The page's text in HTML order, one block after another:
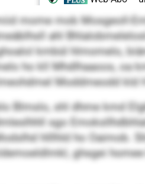
mome mob Mosgeoll-
ahl
kmbül hlmomelo,
ho kll Mhdlhaaoos, oa
Moddmeodd kld
Blmslo, shl dhme kmd
sgo
hlllhld ho Oaimob.
ghsgei